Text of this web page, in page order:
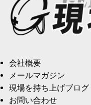
会社概要
メールマガジン
現場を持ち上げブログ
お問い合わせ